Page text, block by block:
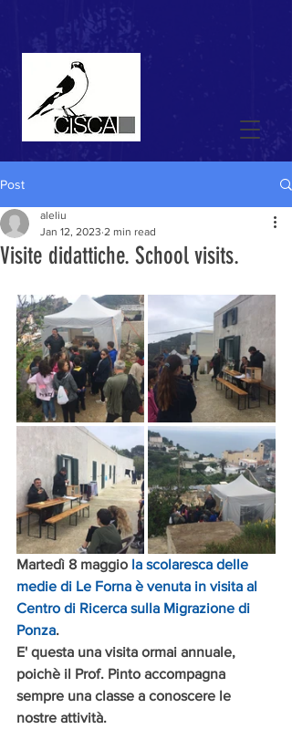
Post
Visite didattiche. School visits.
aleliu
Jan 12, 2023 2 min read
Martedì 8 maggio la scolaresca delle
medie di Le Forna è venuta in visita al
Centro di Ricerca sulla Migrazione di
Ponza.
E' questa una visita ormai annuale,
poichè il Prof. Pinto accompagna
sempre una classe a conoscere le
nostre attività.